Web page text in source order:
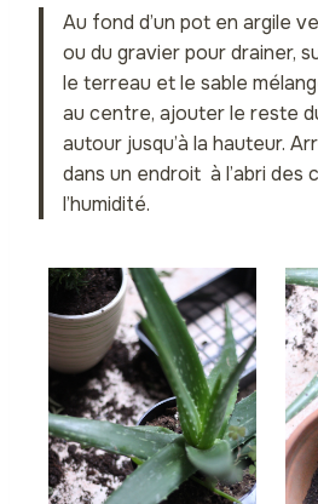
Au fond d’un pot en argile
ou du gravier pour drainer,
le terreau et le sable
au centre, ajouter le reste
autour jusqu’à la hauteur.
dans un endroit à l’abri des
l’humidité.